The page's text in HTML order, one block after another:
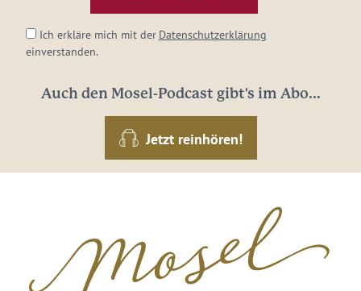
Ich erkläre mich mit der Datenschutzerklärung
einverstanden.
Auch den Mosel-Podcast gibt's im Abo...
Jetzt reinhören!